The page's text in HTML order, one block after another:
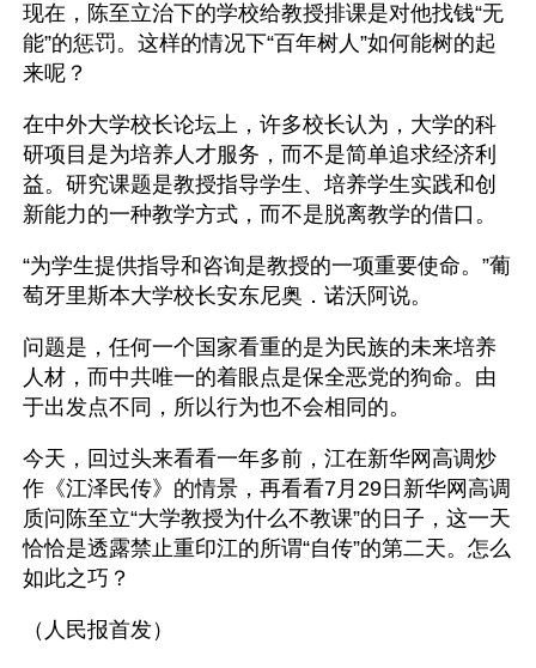
现在，陈至立治下的学校给教授排课是对他找钱“无
能”的惩罚。这样的情况下“百年树人”如何能树的起
来呢？
在中外大学校长论坛上，许多校长认为，大学的科
研项目是为培养人才服务，而不是简单追求经济利
益。研究课题是教授指导学生、培养学生实践和创
新能力的一种教学方式，而不是脱离教学的借口。
“为学生提供指导和咨询是教授的一项重要使命。”葡
萄牙里斯本大学校长安东尼奥．诺沃阿说。
问题是，任何一个国家看重的是为民族的未来培养
人材，而中共唯一的着眼点是保全恶党的狗命。由
于出发点不同，所以行为也不会相同的。
今天，回过头来看看一年多前，江在新华网高调炒
作《江泽民传》的情景，再看看7月29日新华网高调
质问陈至立“大学教授为什么不教课”的日子，这一天
恰恰是透露禁止重印江的所谓“自传”的第二天。怎么
如此之巧？